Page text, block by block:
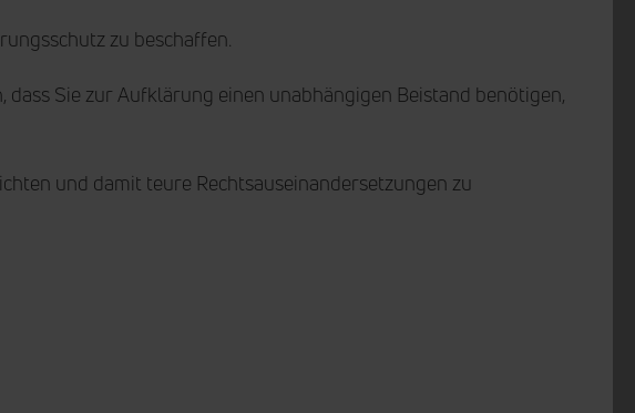
zu beschaffen.
Sie zur Aufklärung einen unabhängigen Beistand benötigen,
und damit teure Rechtsauseinandersetzungen zu